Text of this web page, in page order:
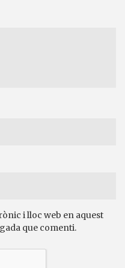
i lloc web en aquest
que comenti.